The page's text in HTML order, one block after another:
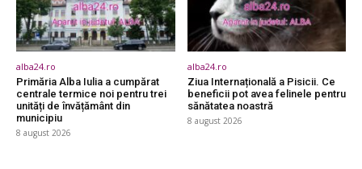
alba24.ro
Primăria Alba Iulia a cumpărat
centrale termice noi pentru trei
unități de învățământ din
municipiu
8 august 2026
alba24.ro
Ziua Internațională a Pisicii. Ce
beneficii pot avea felinele pentru
sănătatea noastră
8 august 2026